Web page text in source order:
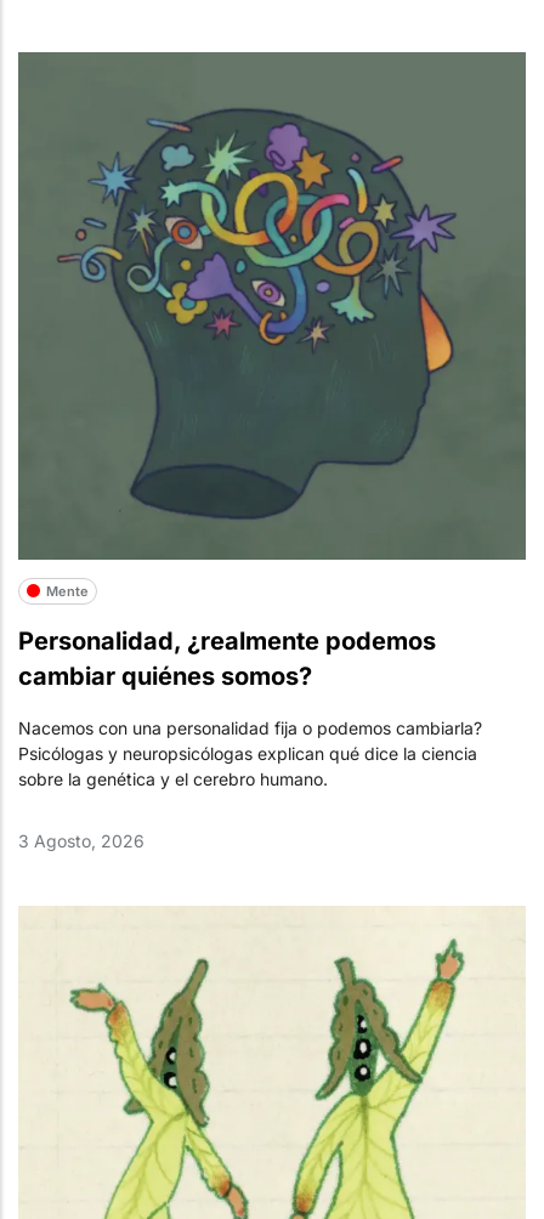
Mente
Personalidad, ¿realmente podemos
cambiar quiénes somos?
Nacemos con una personalidad fija o podemos cambiarla?
Psicólogas y neuropsicólogas explican qué dice la ciencia
sobre la genética y el cerebro humano.
3 Agosto, 2026